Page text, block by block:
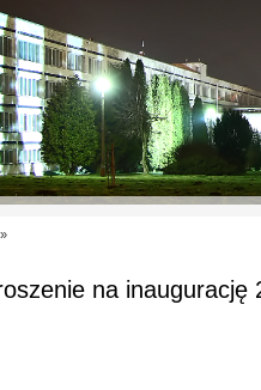
»
na inaugurację